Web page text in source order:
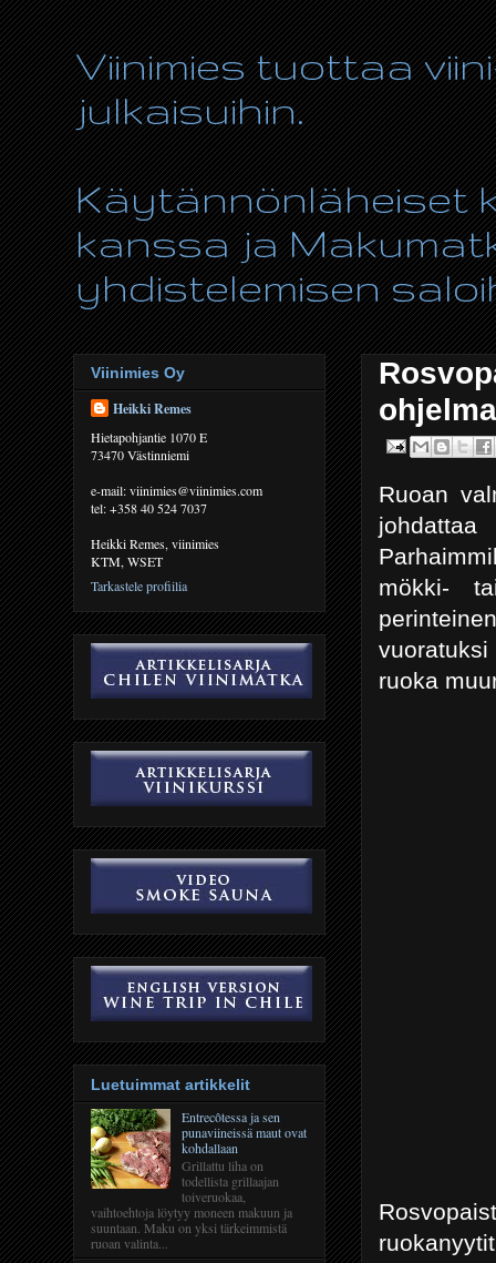
Viinimies tuottaa
julkaisuihin.
Käytännönläheiset
kanssa ja
yhdistelemisen
Ruoan
mökki-
ruoka
Viinimies Oy
Heikki Remes
Hietapohjantie 1070 E
73470 Västinniemi
e-mail: viinimies@viinimies.com
tel: +358 40 524 7037
Heikki Remes, viinimies
KTM, WSET
Tarkastele profiilia
Luetuimmat artikkelit
Entrecôtessa ja sen
punaviineissä maut ovat
kohdallaan
Grillattu liha on
todellista grillaajan
toiveruokaa,
vaihtoehtoja löytyy moneen makuun ja
suuntaan. Maku on yksi tärkeimmistä
ruoan valinta...